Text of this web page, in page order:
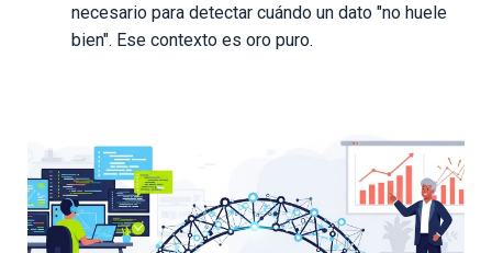
necesario para detectar cuándo un dato "no huele
bien". Ese contexto es oro puro.